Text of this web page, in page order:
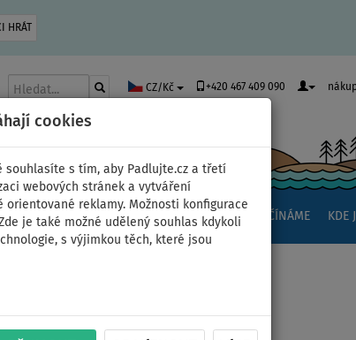
HRÁT
cookies
souhlasíte s tím, aby Padlujte.cz a třetí
webových stránek a vytváření
reklamy. Možnosti konfigurace
je také možné udělený souhlas kdykoli
s výjimkou těch, které jsou
CZ/Kč +420 467 409 090
PLACHTY OBLEČENÍ PŘÍSLUŠENSTVÍ ZAČÍNÁME KDE